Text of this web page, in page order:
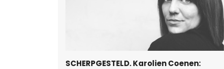
SCHERPGESTELD. Karolien Coenen: